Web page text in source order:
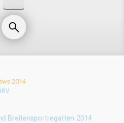
2014
Breitensportregatten 2014